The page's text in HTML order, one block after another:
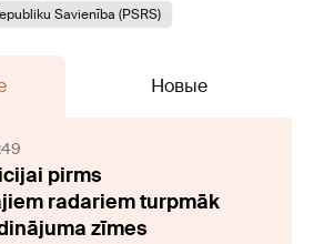
Savienība (PSRS)
Новые
pirms
radariem turpmāk
zīmes